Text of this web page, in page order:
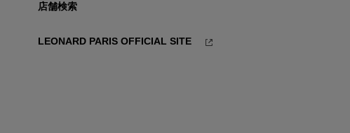
店舗検索
LEONARD PARIS OFFICIAL SITE